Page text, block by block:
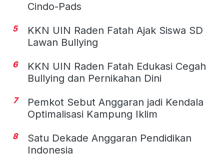
Cindo-Pads
5
KKN UIN Raden Fatah Ajak Siswa SD
Lawan Bullying
6
KKN UIN Raden Fatah Edukasi Cegah
Bullying dan Pernikahan Dini
7
Pemkot Sebut Anggaran jadi Kendala
Optimalisasi Kampung Iklim
8
Satu Dekade Anggaran Pendidikan
Indonesia